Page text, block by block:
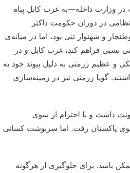
وزارت داخله—به غرب کابل پناه
در دوران حکومت داکتر
و شهنواز تنی بود، اما در میانه‌ی
نسبی فراهم کند، غرب کابل و در
عظیم زرمتی به دلیل پیوند خود به
گویا زرمتی نیز در زمینه‌سازی
داشت و با احترام از سوی
پاکستان رفت. اما سرنوشت کسانی
باشد. برای جلوگیری از هرگونه